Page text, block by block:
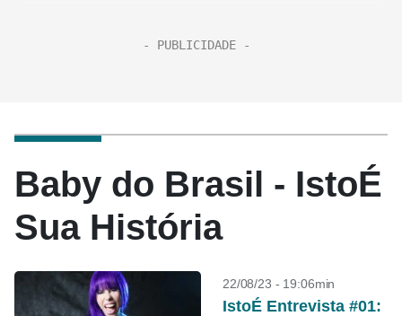
Baby do Brasil - IstoÉ
Sua História
22/08/23 - 19:06min
IstoÉ Entrevista #01: